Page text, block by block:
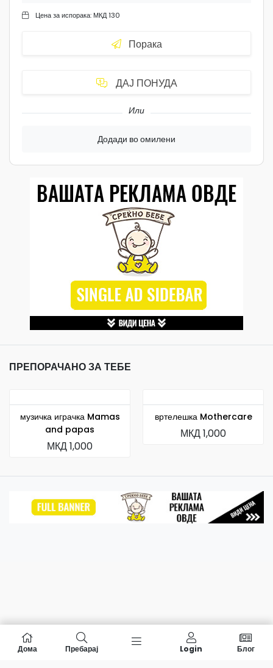
Цена за испорака: МКД 130
Порака
ДАЈ ПОНУДА
Или
Додади во омилени
ПРЕПОРАЧАНО ЗА ТЕБЕ
музичка играчка Mamas
and papas
МКД 1,000
вртелешка Mothercare
МКД 1,000
Дома Пребарај Login Блог